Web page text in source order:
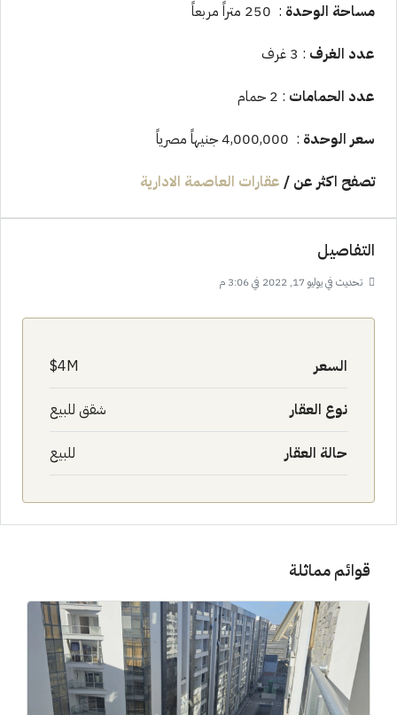
مساحة الوحدة : 250 متراً مربعاً
عدد الغرف : 3 غرف
عدد الحمامات : 2 حمام
سعر الوحدة : 4,000,000 جنيهاً مصرياً
تصفح اكثر عن / عقارات العاصمة الادارية
التفاصيل
تحديث في يوليو 17, 2022 في 3:06 م
السعر 4M$
نوع العقار شقق للبيع
حالة العقار للبيع
قوائم مماثلة